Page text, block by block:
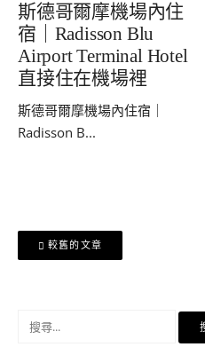
斯德哥爾摩機場內住
宿｜Radisson Blu
Airport Terminal Hotel
直接住在機場裡
斯德哥爾摩機場內住宿｜
Radisson B...
文
章
覽
較舊的文章